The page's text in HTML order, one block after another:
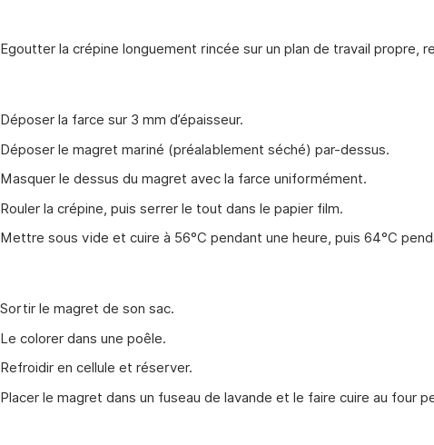
Egoutter la crépine longuement rincée sur un plan de travail propre,
Déposer la farce sur 3 mm d’épaisseur.
Déposer le magret mariné (préalablement séché) par-dessus.
Masquer le dessus du magret avec la farce uniformément.
Rouler la crépine, puis serrer le tout dans le papier film.
Mettre sous vide et cuire à 56°C pendant une heure, puis 64°C
Sortir le magret de son sac.
Le colorer dans une poêle.
Refroidir en cellule et réserver.
Placer le magret dans un fuseau de lavande et le faire cuire au four